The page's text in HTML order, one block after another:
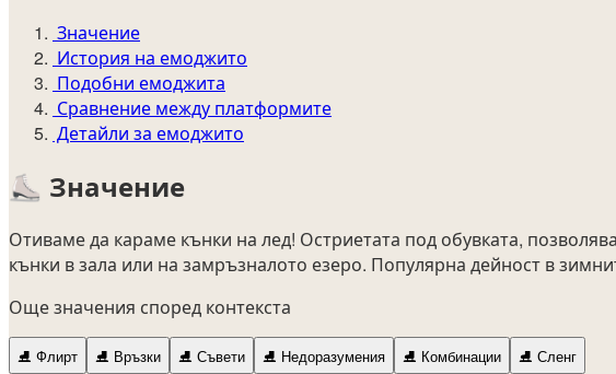
Значение
История на емоджито
Подобни емоджита
Сравнение между платформите
Детайли за емоджито
⛸️ Значение
Отиваме да караме кънки на лед! Остриетата под обувката,
кънки в зала или на замръзналото езеро. Популярна дейност в
Още значения според контекста
⛸️ Флирт ⛸️ Връзки ⛸️ Съвети ⛸️ Недоразумения ⛸️ Комбинации ⛸️ Сленг